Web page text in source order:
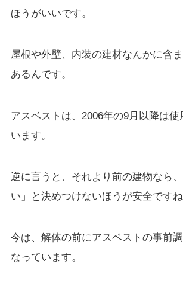
ほうがいいです。
屋根や外壁、内装の建材なんかに含
あるんです。
アスベストは、2006年の9月以降は使
います。
逆に言うと、それより前の建物なら
い」と決めつけないほうが安全ですね
今は、解体の前にアスベストの事前
なっています。